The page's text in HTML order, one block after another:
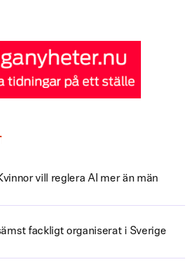
vill reglera AI mer än män
fackligt organiserat i Sverige